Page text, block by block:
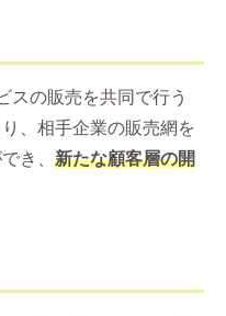
スの販売を共同で行う
、相手企業の販売網を
き、 新たな顧客層の開